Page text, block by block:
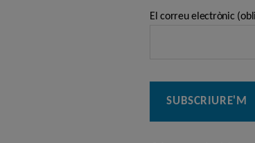
El correu electrònic